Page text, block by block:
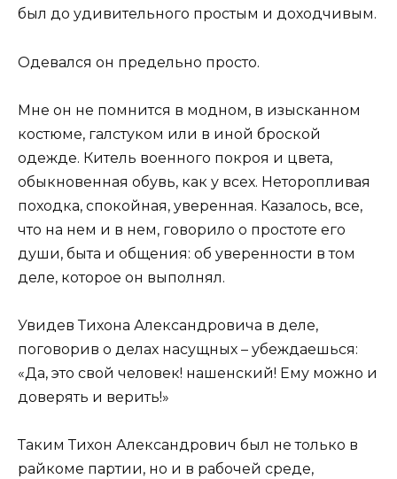
был до удивительного простым и доходчивым.
Одевался он предельно просто.
Мне он не помнится в модном, в изысканном
костюме, галстуком или в иной броской
одежде. Китель военного покроя и цвета,
обыкновенная обувь, как у всех. Неторопливая
походка, спокойная, уверенная. Казалось, все,
что на нем и в нем, говорило о простоте его
души, быта и общения: об уверенности в том
деле, которое он выполнял.
Увидев Тихона Александровича в деле,
поговорив о делах насущных – убеждаешься:
«Да, это свой человек! нашенский! Ему можно и
доверять и верить!»
Таким Тихон Александрович был не только в
райкоме партии, но и в рабочей среде,